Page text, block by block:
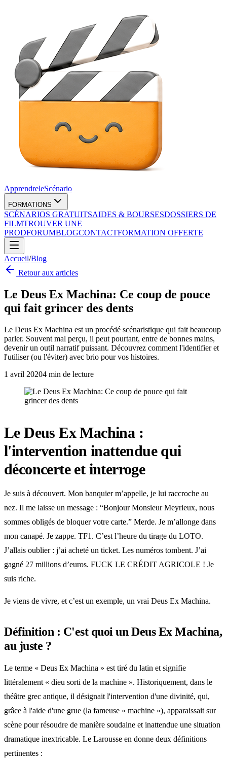
ApprendreleScénario
FORMATIONS
SCÉNARIOS GRATUITSAIDES & BOURSESDOSSIERS DE
FILMTROUVER UNE
PRODFORUMBLOGCONTACTFORMATION OFFERTE
Accueil/Blog
Retour aux articles
Le Deus Ex Machina: Ce coup de pouce
qui fait grincer des dents
Le Deus Ex Machina est un procédé scénaristique qui fait beaucoup
parler. Souvent mal perçu, il peut pourtant, entre de bonnes mains,
devenir un outil narratif puissant. Découvrez comment l'identifier et
l'utiliser (ou l'éviter) avec brio pour vos histoires.
1 avril 20204 min de lecture
Le Deus Ex Machina :
l'intervention inattendue qui
déconcerte et interroge
Je suis à découvert. Mon banquier m’appelle, je lui raccroche au
nez. Il me laisse un message : “Bonjour Monsieur Meyrieux, nous
sommes obligés de bloquer votre carte.” Merde. Je m’allonge dans
mon canapé. Je zappe. TF1. C’est l’heure du tirage du LOTO.
J’allais oublier : j’ai acheté un ticket. Les numéros tombent. J’ai
gagné 27 millions d’euros. FUCK LE CRÉDIT AGRICOLE ! Je
suis riche.
Je viens de vivre, et c’est un exemple, un vrai Deus Ex Machina.
Définition : C'est quoi un Deus Ex Machina,
au juste ?
Le terme « Deus Ex Machina » est tiré du latin et signifie
littéralement « dieu sorti de la machine ». Historiquement, dans le
théâtre grec antique, il désignait l'intervention d'une divinité, qui,
grâce à l'aide d'une grue (la fameuse « machine »), apparaissait sur
scène pour résoudre de manière soudaine et inattendue une situation
dramatique inextricable. Le Larousse en donne deux définitions
pertinentes :